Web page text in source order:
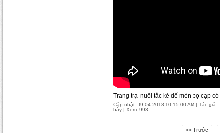
Trang trại nuôi tắc kè dế mèn bọ cạp
Cập nhật: 09-04-2018 10:15:00 AM | Tác
bày | Xem: 993
<< Trước